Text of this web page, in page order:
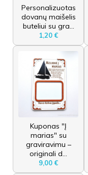
Personalizuotas
dovanų maišelis
buteliui su gra...
1,20 €
Kuponas "Į
marias" su
graviravimu –
originali d...
9,00 €